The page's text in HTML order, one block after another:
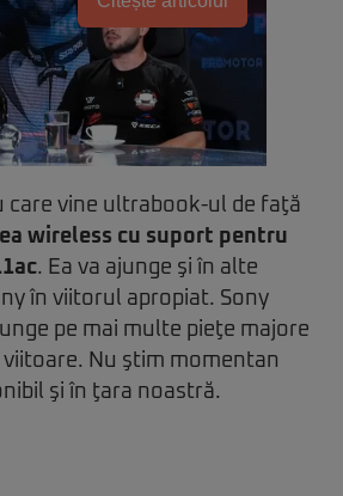
care vine ultrabook-ul de faţă
wireless cu suport pentru
. Ea va ajunge şi în alte
în viitorul apropiat. Sony
pe mai multe pieţe majore
viitoare. Nu ştim momentan
şi în ţara noastră.